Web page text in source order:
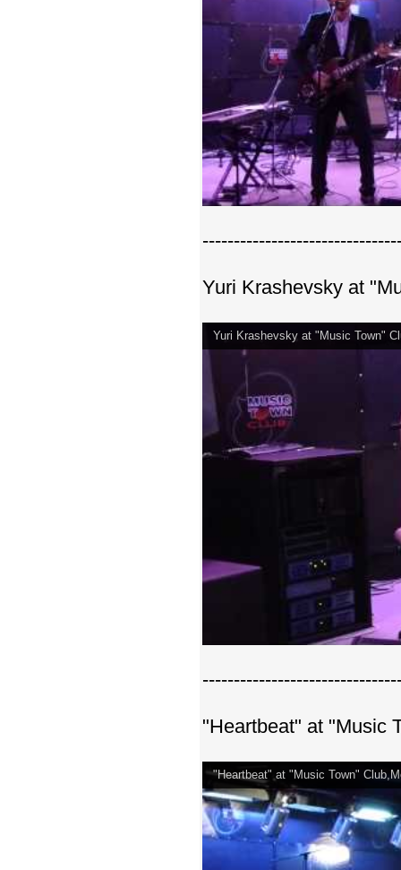
Yuri Krashevsky at
Yuri Krashevsky at "Music Town"
"Heartbeat" at "Music
"Heartbeat" at "Music Town"